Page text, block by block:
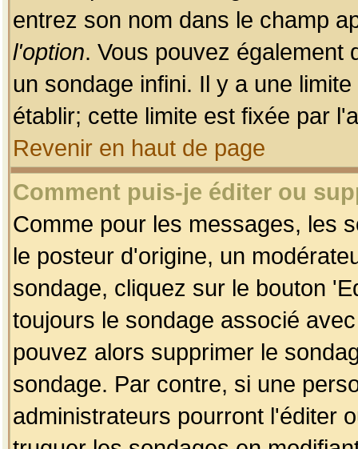
entrez son nom dans le champ
l'option. Vous pouvez également
un sondage infini. Il y a une
établir; cette limite est fixée par
Revenir en haut de page
Comment puis-je éditer ou
Comme pour les messages, les
le posteur d'origine, un
sondage, cliquez sur le bouton
toujours le sondage associé
pouvez alors supprimer le
sondage. Par contre, si une
administrateurs pourront l'éditer